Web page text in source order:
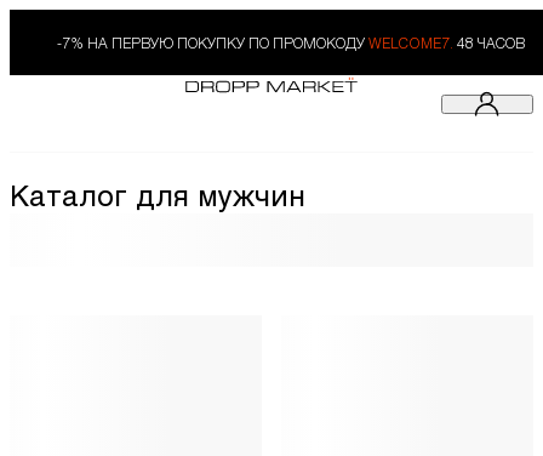
-7% НА ПЕРВУЮ ПОКУПКУ ПО ПРОМОКОДУ WELCOME7. 48 ЧАСОВ
Каталог для мужчин